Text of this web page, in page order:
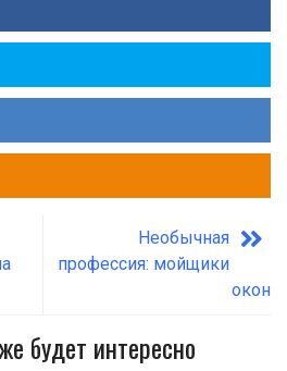
Необычная
профессия: мойщики
окон
будет интересно